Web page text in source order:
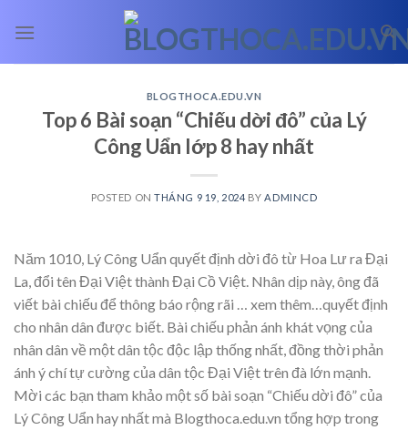
BLOGTHOCA.EDU.VN
Top 6 Bài soạn “Chiếu dời đô” của Lý
Công Uẩn lớp 8 hay nhất
POSTED ONTHÁNG 9 19, 2024 BY ADMINCD
Năm 1010, Lý Công Uẩn quyết định dời đô từ Hoa Lư ra Đại
La, đổi tên Đại Việt thành Đại Cồ Việt. Nhân dịp này, ông đã
viết bài chiếu để thông báo rộng rãi
… xem thêm… quyết định
cho nhân dân được biết. Bài chiếu phản ánh khát vọng của
nhân dân về một dân tộc độc lập thống nhất, đồng thời phản
ánh ý chí tự cường của dân tộc Đại Việt trên đà lớn mạnh.
Mời các bạn tham khảo một số bài soạn “Chiếu dời đô” của
Lý Công Uẩn hay nhất mà Blogthoca.edu.vn tổng hợp trong